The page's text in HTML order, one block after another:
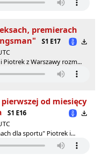
premierach
S1 E17
Piotrek z Warszawy rozm...
od miesięcy
S1 E16
dla sportu" Piotrek i...